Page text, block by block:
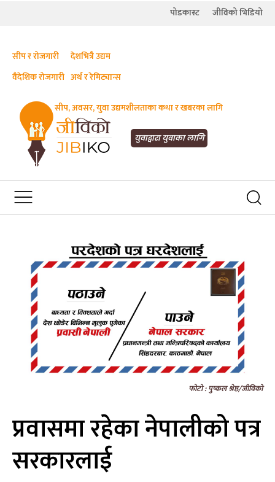
पोडकास्ट जीविको भिडियो
युवाद्वारा युवाका लागि
JIBIKO.COM
तपाईंको जीविकाको साथी
सीप, अवसर, युवा उद्यमशीलताका कथा र खबरका लागि
सीप र रोजगारी
देशभित्रै उद्यम
वैदेशिक रोजगारी अर्थ र रेमिट्यान्स
फोटो : पुष्कल श्रेष्ठ/जीविको
प्रवासमा रहेका नेपालीको पत्र
सरकारलाई